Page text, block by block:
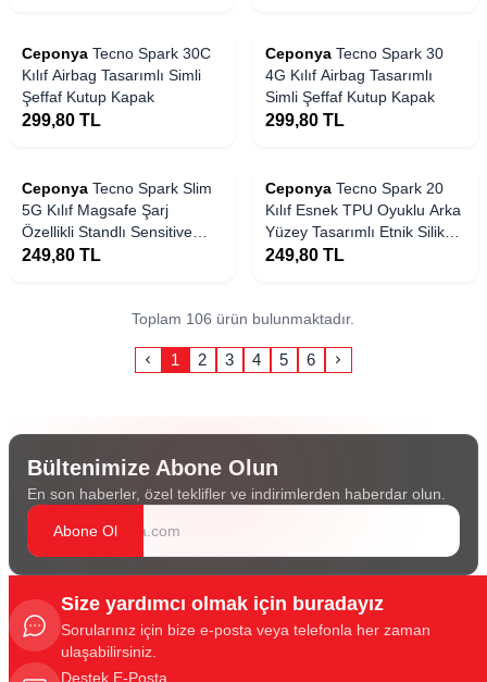
Ceponya Tecno Spark 30C
Kılıf Airbag Tasarımlı Simli
Şeffaf Kutup Kapak
299,80 TL
Ceponya Tecno Spark 30
4G Kılıf Airbag Tasarımlı
Simli Şeffaf Kutup Kapak
299,80 TL
Ceponya Tecno Spark Slim
5G Kılıf Magsafe Şarj
Özellikli Standlı Sensitive
Touch Samara Kapak
249,80 TL
Ceponya Tecno Spark 20
Kılıf Esnek TPU Oyuklu Arka
Yüzey Tasarımlı Etnik Silikon
Kapak
249,80 TL
Toplam 106 ürün bulunmaktadır.
1 2 3 4 5 6
Bültenimize Abone Olun
En son haberler, özel teklifler ve indirimlerden haberdar olun.
Abone Ol
Size yardımcı olmak için buradayız
Sorularınız için bize e-posta veya telefonla her zaman
ulaşabilirsiniz.
Destek E-Posta